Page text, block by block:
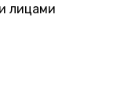
лицами